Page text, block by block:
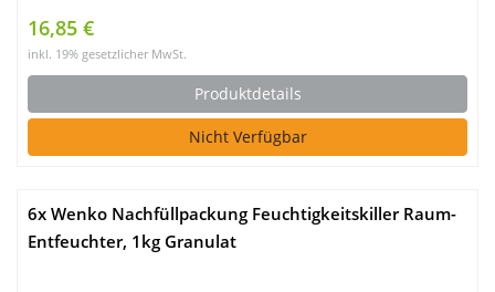
16,85 €
inkl. 19% gesetzlicher MwSt.
Produktdetails
Nicht Verfügbar
6x Wenko Nachfüllpackung Feuchtigkeitskiller Raum-
Entfeuchter, 1kg Granulat